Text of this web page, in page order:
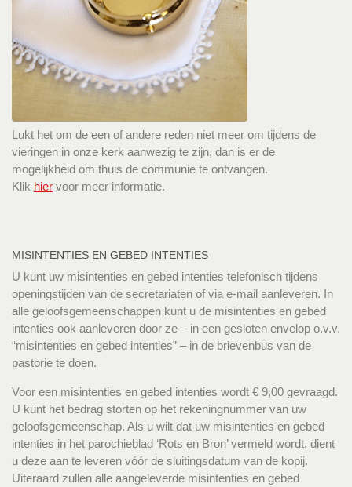
Lukt het om de een of andere reden niet meer om tijdens de
vieringen in onze kerk aanwezig te zijn, dan is er de
mogelijkheid om thuis de communie te ontvangen.
Klik hier voor meer informatie.
MISINTENTIES EN GEBED INTENTIES
U kunt uw misintenties en gebed intenties telefonisch tijdens
openingstijden van de secretariaten of via e-mail aanleveren. In
alle geloofsgemeenschappen kunt u de misintenties en gebed
intenties ook aanleveren door ze – in een gesloten envelop o.v.v.
“misintenties en gebed intenties” – in de brievenbus van de
pastorie te doen.
Voor een misintenties en gebed intenties wordt € 9,00 gevraagd.
U kunt het bedrag storten op het rekeningnummer van uw
geloofsgemeenschap. Als u wilt dat uw misintenties en gebed
intenties in het parochieblad ‘Rots en Bron’ vermeld wordt, dient
u deze aan te leveren vóór de sluitingsdatum van de kopij.
Uiteraard zullen alle aangeleverde misintenties en gebed